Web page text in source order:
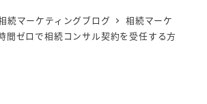
続マーケティングブログ
相続マーケ
間ゼロで相続コンサル契約を受任する方